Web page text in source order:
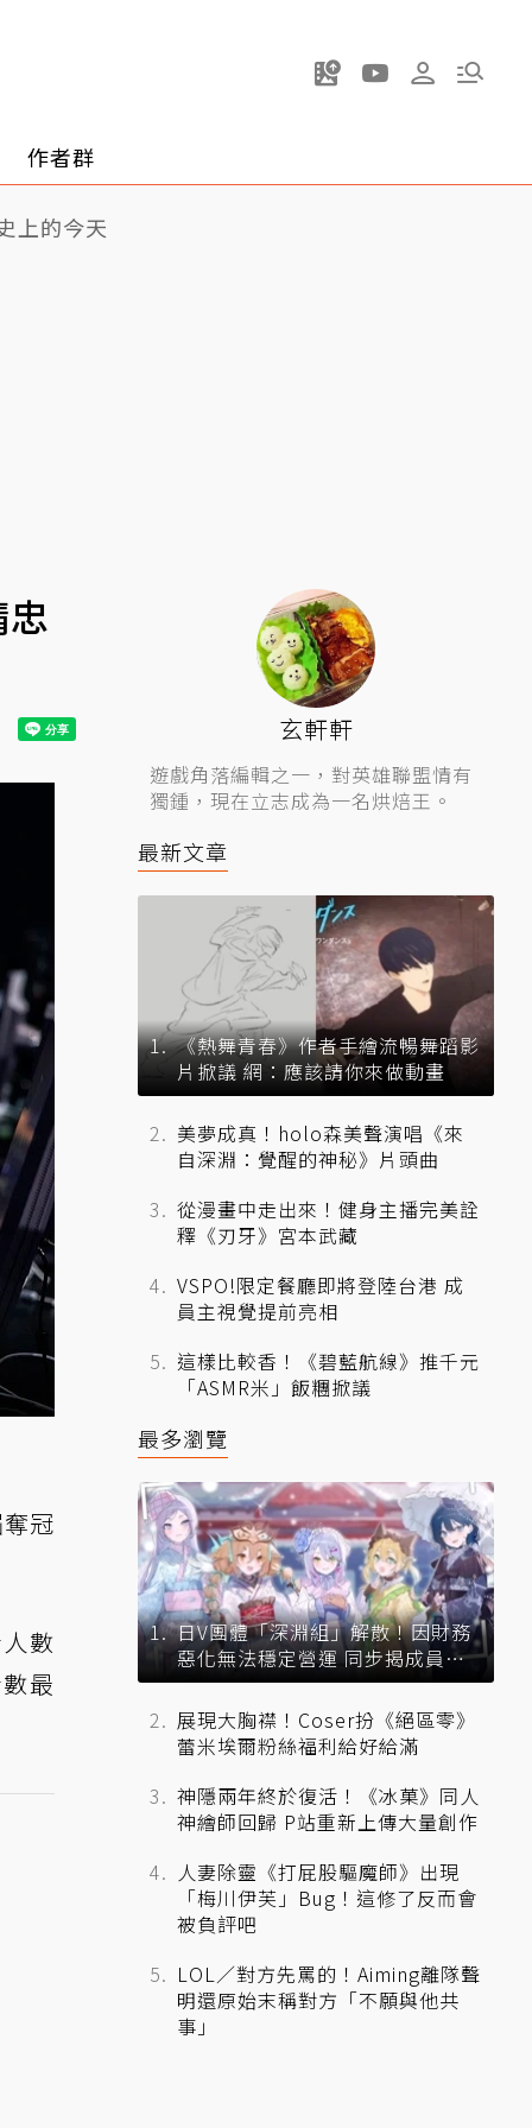
作者群
上的今天
冠
數
最
玄軒軒
遊戲角落編輯之一，對英雄聯盟情有
獨鍾，現在立志成為一名烘焙王。
最新文章
《熱舞青春》作者手繪流暢舞蹈影
片掀議 網：應該請你來做動畫
美夢成真！holo森美聲演唱《來
自深淵：覺醒的神秘》片頭曲
從漫畫中走出來！健身主播完美詮
釋《刃牙》宮本武藏
VSPO!限定餐廳即將登陸台港 成
員主視覺提前亮相
這樣比較香！《碧藍航線》推千元
「ASMR米」飯糰掀議
最多瀏覽
日V團體「深淵組」解散！因財務
惡化無法穩定營運 同步揭成員未
來去向
展現大胸襟！Coser扮《絕區零》
蕾米埃爾粉絲福利給好給滿
神隱兩年終於復活！《冰菓》同人
神繪師回歸 P站重新上傳大量創作
人妻除靈《打屁股驅魔師》出現
「梅川伊芙」Bug！這修了反而會
被負評吧
LOL／對方先罵的！Aiming離隊聲
明還原始末稱對方「不願與他共
事」